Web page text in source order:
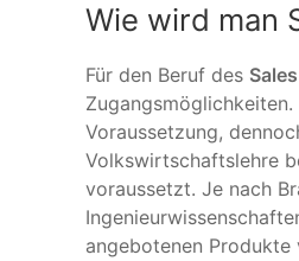
Wie wird man
Für den Beruf des
Voraussetzung,
Volkswirtschaftslehre
voraussetzt. Je nach
angebotenen